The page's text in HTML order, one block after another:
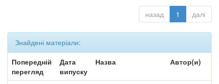
назад 1 далі
Знайдені матеріали:
Попередній
перегляд
Дата
випуску
Назва Автор(и)